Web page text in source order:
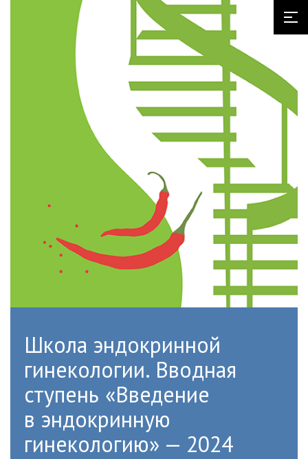
Школа эндокринной
гинекологии. Вводная
ступень «Введение
в эндокринную
гинекологию» — 2024